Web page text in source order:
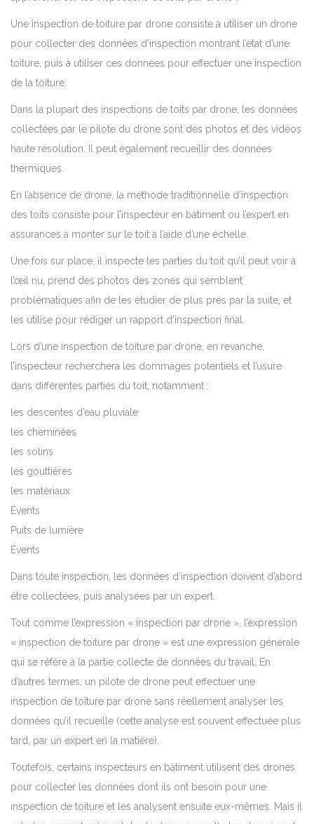
Une inspection de toiture par drone consiste à utiliser un drone
pour collecter des données d’inspection montrant l’état d’une
toiture, puis à utiliser ces données pour effectuer une inspection
de la toiture.
Dans la plupart des inspections de toits par drone, les données
collectées par le pilote du drone sont des photos et des vidéos
haute résolution. Il peut également recueillir des données
thermiques.
En l’absence de drone, la méthode traditionnelle d’inspection
des toits consiste pour l’inspecteur en bâtiment ou l’expert en
assurances à monter sur le toit à l’aide d’une échelle.
Une fois sur place, il inspecte les parties du toit qu’il peut voir à
l’œil nu, prend des photos des zones qui semblent
problématiques afin de les étudier de plus près par la suite, et
les utilise pour rédiger un rapport d’inspection final.
Lors d’une inspection de toiture par drone, en revanche,
l’inspecteur recherchera les dommages potentiels et l’usure
dans différentes parties du toit, notamment :
les descentes d’eau pluviale
les cheminées
les solins
les gouttières
les matériaux
Évents
Puits de lumière
Évents
Dans toute inspection, les données d’inspection doivent d’abord
être collectées, puis analysées par un expert.
Tout comme l’expression « inspection par drone », l’expression
« inspection de toiture par drone » est une expression générale
qui se réfère à la partie collecte de données du travail. En
d’autres termes, un pilote de drone peut effectuer une
inspection de toiture par drone sans réellement analyser les
données qu’il recueille (cette analyse est souvent effectuée plus
tard, par un expert en la matière).
Toutefois, certains inspecteurs en bâtiment utilisent des drones
pour collecter les données dont ils ont besoin pour une
inspection de toiture et les analysent ensuite eux-mêmes. Mais il